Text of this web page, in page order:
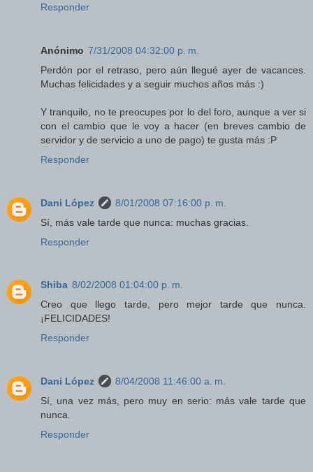
Responder
Anónimo 7/31/2008 04:32:00 p. m.
Perdón por el retraso, pero aún llegué ayer de vacances.
Muchas felicidades y a seguir muchos años más :)
Y tranquilo, no te preocupes por lo del foro, aunque a ver si
con el cambio que le voy a hacer (en breves cambio de
servidor y de servicio a uno de pago) te gusta más :P
Responder
Dani López
8/01/2008 07:16:00 p. m.
Sí, más vale tarde que nunca: muchas gracias.
Responder
Shiba 8/02/2008 01:04:00 p. m.
Creo que llego tarde, pero mejor tarde que nunca.
¡FELICIDADES!
Responder
Dani López
8/04/2008 11:46:00 a. m.
Sí, una vez más, pero muy en serio: más vale tarde que
nunca.
Responder